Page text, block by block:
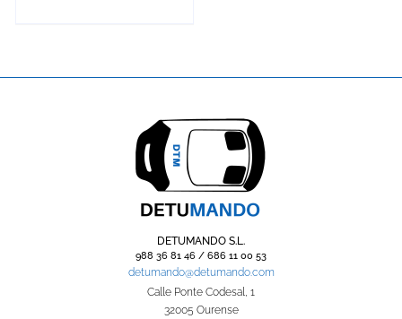
DETUMANDO S.L.
988 36 81 46 / 686 11 00 53
detumando@detumando.com
Calle Ponte Codesal, 1
32005 Ourense